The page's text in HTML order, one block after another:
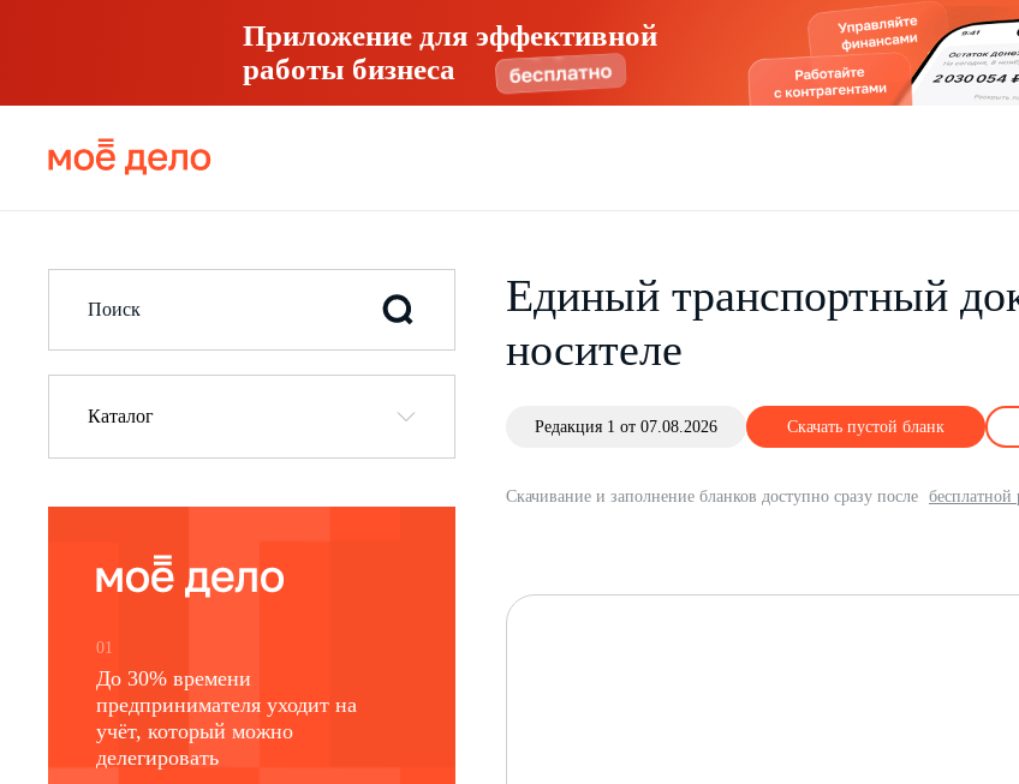
Приложение для эффективной
работы бизнеса
Каталог
01
До 30% времени
предпринимателя уходит на
учёт, который можно
делегировать
Единый транспортный
носителе
Редакция 1 от 07.08.2026 Скачать пустой бланк
Скачивание и заполнение бланков доступно сразу после бесплатной